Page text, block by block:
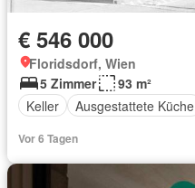
€ 546 000
Floridsdorf, Wien
5 Zimmer
93 m²
Keller
Ausgestattete Küche
Vor 6 Tagen